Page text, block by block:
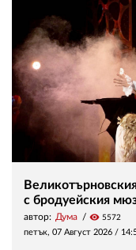
с бродуейския
автор: Дума visibility 5572
петък, 07 Август 2026 /